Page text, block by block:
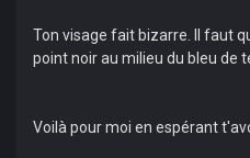
Ton visage fait bizarre. Il faut
point noir au milieu du bleu de
Voilà pour moi en espérant